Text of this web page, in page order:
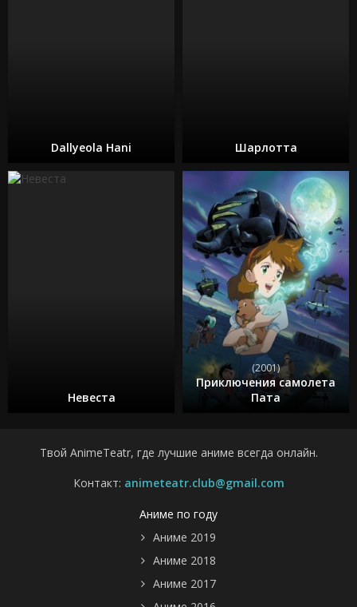
Dallyeola Hani Шарлотта
Невеста
(2001)
Приключения самолета
Пата
Твой AnimeTeatr, где лучшие аниме всегда онлайн.
Контакт: animeteatr.club@gmail.com
Аниме по году
Аниме 2019
Аниме 2018
Аниме 2017